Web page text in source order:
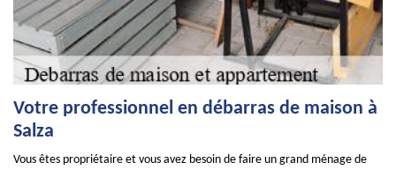
Votre professionnel en débarras de maison à
Salza
Vous êtes propriétaire et vous avez besoin de faire un grand ménage de